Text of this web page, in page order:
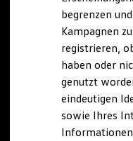
Volkswagen R
R-Modelle
R
Driving
Volkswagen
Lifestyle Shop
T-Roc
Golf
begrenzen
Kampagnen
registrieren,
haben oder
genutzt
eindeutigen
sowie Ihres